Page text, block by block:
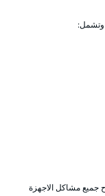
وتشمل:
جميع مشاكل الاجهزة